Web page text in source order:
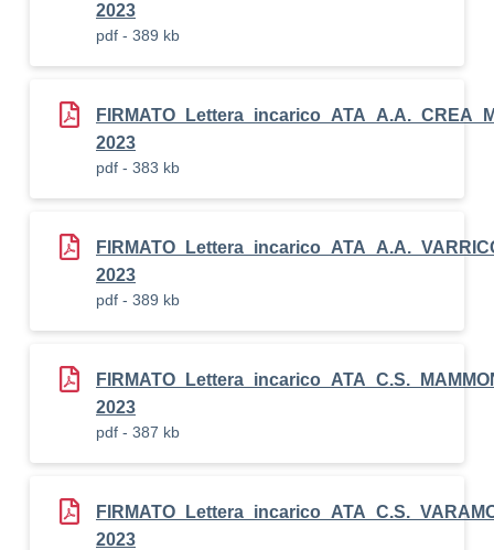
2023
pdf - 389 kb
2023
pdf - 383 kb
2023
pdf - 389 kb
2023
pdf - 387 kb
2023